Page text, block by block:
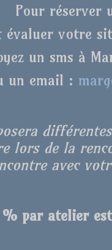
Pour réserver
évaluer votre
un sms à
un email :
lors de la
avec
par atelier